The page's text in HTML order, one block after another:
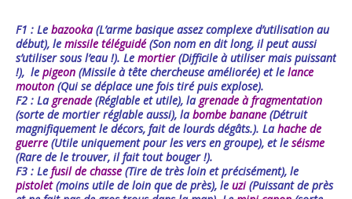
F1 : Le bazooka (L’arme basique assez complexe d’utilisation au
début), le missile téléguidé(Son nom en dit long, il peut aussi
s’utiliser sous l’eau !). Le mortier(Difficile à utiliser mais puissant
!), le pigeon (Missile à tête chercheuse améliorée) et le lance
mouton (Qui se déplace une fois tiré puis explose).
F2 : Lagrenade (Réglable et utile), lagrenade à fragmentation
(sorte de mortier réglable aussi), la bombe banane (Détruit
magnifiquement le décors, fait de lourds dégâts.). Lahache de
guerre (Utile uniquement pour les vers en groupe), et le séisme
(Rare de le trouver, il fait tout bouger !).
F3 : Le fusil de chasse (Tire de très loin et précisément), le
pistolet(moins utile de loin que de près), le uzi(Puissant de près